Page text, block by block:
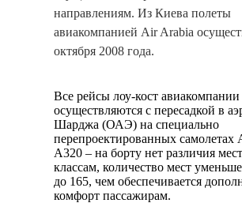
направлениям. Из Киева полеты
авиакомпанией Air Arabia
октября 2008 года.
Все рейсы лоу-кост авиакомпании
осуществляются с пересадкой в
Шарджа (ОАЭ) на специально
перепроектированных самолетах
А320 – на борту нет различия
классам, количество мест
до 165, чем обеспечивается
комфорт пассажирам.